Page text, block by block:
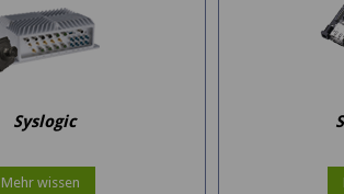
Syslogic
Mehr wissen